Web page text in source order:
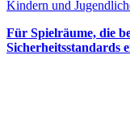
Kindern und
Für Spielräume, die
Sicherheitsstandards